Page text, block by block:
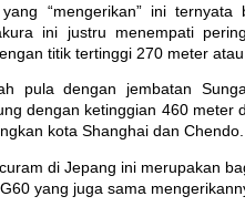
“mengerikan” ini
ini justru menempati
titik tertinggi 270 meter
pula dengan jembatan
dengan ketinggian 460 meter
kota Shanghai dan Chendo.
di Jepang ini merupakan
yang juga sama